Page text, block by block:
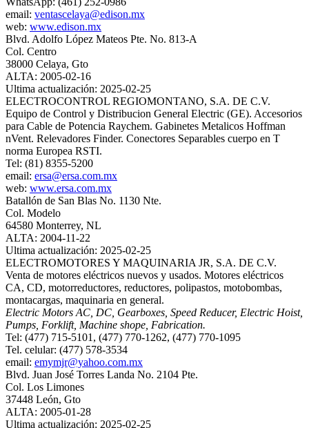
email: ventascelaya@edison.mx
web: www.edison.mx
Blvd. Adolfo López Mateos Pte. No. 813-A
Col. Centro
38000 Celaya, Gto
ALTA: 2005-02-16
Ultima actualización: 2025-02-25
ELECTROCONTROL REGIOMONTANO, S.A. DE C.V.
Equipo de Control y Distribucion General Electric (GE). Accesorios
para Cable de Potencia Raychem. Gabinetes Metalicos Hoffman
nVent. Relevadores Finder. Conectores Separables cuerpo en T
norma Europea RSTI.
Tel: (81) 8355-5200
email: ersa@ersa.com.mx
web: www.ersa.com.mx
Batallón de San Blas No. 1130 Nte.
Col. Modelo
64580 Monterrey, NL
ALTA: 2004-11-22
Ultima actualización: 2025-02-25
ELECTROMOTORES Y MAQUINARIA JR, S.A. DE C.V.
Venta de motores eléctricos nuevos y usados. Motores eléctricos
CA, CD, motorreductores, reductores, polipastos, motobombas,
montacargas, maquinaria en general.
Electric Motors AC, DC, Gearboxes, Speed Reducer, Electric Hoist,
Pumps, Forklift, Machine shope, Fabrication.
Tel: (477) 715-5101, (477) 770-1262, (477) 770-1095
Tel. celular: (477) 578-3534
email: emymjr@yahoo.com.mx
Blvd. Juan José Torres Landa No. 2104 Pte.
Col. Los Limones
37448 León, Gto
ALTA: 2005-01-28
Ultima actualización: 2025-02-25